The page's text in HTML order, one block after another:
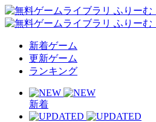
新着ゲーム
更新ゲーム
ランキング
新着